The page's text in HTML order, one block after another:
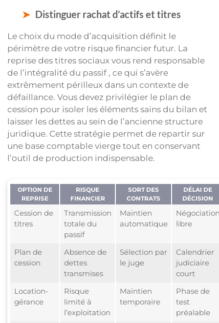
Distinguer rachat d’actifs et titres
Le choix du mode d’acquisition définit le
périmètre de votre risque financier futur. La
reprise des titres sociaux vous rend responsable
de l’intégralité du passif , ce qui s’avère
extrêmement périlleux dans un contexte de
défaillance. Vous devez privilégier le plan de
cession pour isoler les éléments sains du bilan et
laisser les dettes au sein de l’ancienne structure
juridique. Cette stratégie permet de repartir sur
une base comptable vierge tout en conservant
l’outil de production indispensable.
OPTION DE
REPRISE
RISQUE
FINANCIER
SORT DES
CONTRATS
DÉLAI DE
DÉCISION
Cession de
titres
Transmission
totale du
passif
Maintien
automatique
libre
Plan de
cession
Absence de
dettes
transmises
Sélection par
le juge
Calendrier
judiciaire
court
Location-
gérance
Risque
limité à
l’exploitation
Maintien
temporaire
Phase de
test
préalable